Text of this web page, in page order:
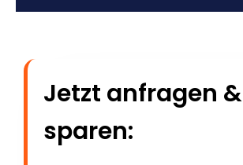
Jetzt anfragen &
sparen: